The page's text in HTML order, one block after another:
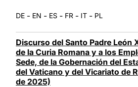
DE - EN - ES - FR - IT - PL
Discurso del Santo Padre León
de la Curia Romana y a los
Sede, de la Gobernación del
del Vaticano y del Vicariato de
de 2025)